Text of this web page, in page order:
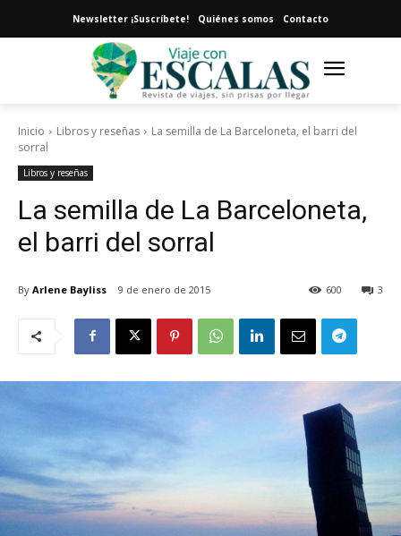
Newsletter ¡Suscríbete! Quiénes somos Contacto
Inicio Libros y reseñas
La semilla de La Barceloneta, el barri del
sorral
Libros y reseñas
La semilla de La Barceloneta,
el barri del sorral
By Arlene Bayliss 9 de enero de 2015 3
600